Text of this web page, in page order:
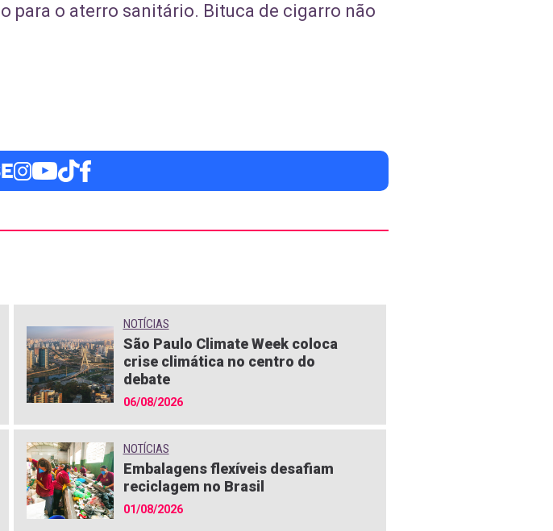
para o aterro sanitário. Bituca de cigarro não
NOTÍCIAS
São Paulo Climate Week coloca
crise climática no centro do
debate
06/08/2026
NOTÍCIAS
Embalagens flexíveis desafiam
reciclagem no Brasil
01/08/2026